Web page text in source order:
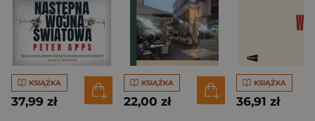
KSIĄŻKA
37,99 zł
KSIĄŻKA
22,00 zł
KSIĄŻKA
36,91 zł